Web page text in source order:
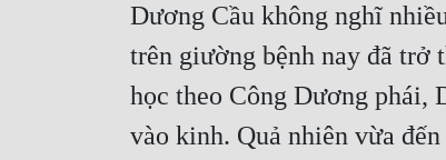
Dương Cầu không nghĩ
trên giường bệnh nay đã trở
học theo Công Dương phái,
vào kinh. Quả nhiên vừa